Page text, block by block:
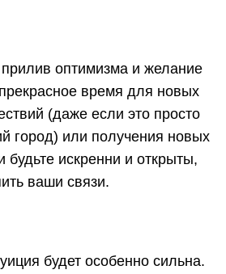
оптимизма и желание
время для новых
(даже если это просто
город) или получения новых
искренни и открыты,
ваши связи.
будет особенно сильна.